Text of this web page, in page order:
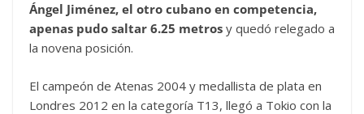
Ángel Jiménez, el otro cubano en competencia,
apenas pudo saltar 6.25 metros y quedó relegado a
la novena posición.
El campeón de Atenas 2004 y medallista de plata en
Londres 2012 en la categoría T13, llegó a Tokio con la